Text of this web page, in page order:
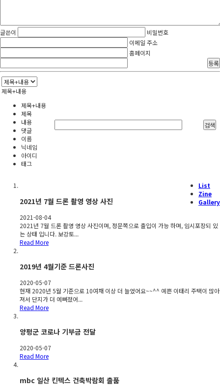
글쓴이
비밀번호
이메일 주소
홈페이지
제목+내용
제목+내용
제목
내용
댓글
이름
닉네임
아이디
태그
검색
List
Zine
Gallery
2021년 7월 드론 촬영 영상 사진
2021-08-04
2021년 7월 드론 촬영 영상 사진이며, 정문쪽으로 출입이 가능 하며, 임시포장되 있
는 상태 입니다. 보강토...
Read More
2019년 4월기준 드론사진
2020-05-07
현재 2020년 5월 기준으로 10여채 이상 더 늘었어요~~^^ 예쁜 이태리 주택이 많아
져서 단지가 더 예뻐졌어...
Read More
양평군 코로나 기부금 전달
2020-05-07
Read More
mbc 일산 킨텍스 건축박람회 출품